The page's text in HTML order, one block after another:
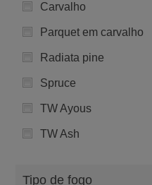
Carvalho
Parquet em carvalho
Radiata pine
Spruce
TW Ayous
TW Ash
Tipo de fogo